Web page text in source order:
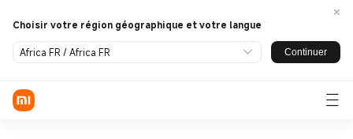
Connexion / Inscription
Choisir votre région géographique et votre langue
Africa FR / Africa FR Continuer